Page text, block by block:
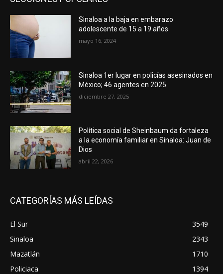
Sinaloa a la baja en embarazo
adolescente de 15 a 19 años
mayo 16, 2024
Sinaloa 1er lugar en policías asesinados en
México; 46 agentes en 2025
diciembre 27, 2025
Política social de Sheinbaum da fortaleza
a la economía familiar en Sinaloa: Juan de
Dios
abril 22, 2026
CATEGORÍAS MÁS LEÍDAS
El Sur
3549
Sinaloa
2343
Mazatlán
1710
Policiaca
1394